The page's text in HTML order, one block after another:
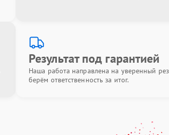
Результат под гарантией
Наша работа направлена на уверенный
берём ответственность за итог.